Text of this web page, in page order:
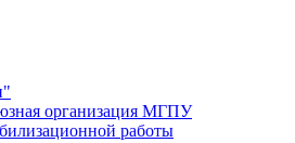
организация МГПУ
работы